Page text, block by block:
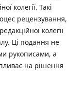
колегії. Такі
рецензування,
колегії
Ці подання не
рукописами, а
на рішення